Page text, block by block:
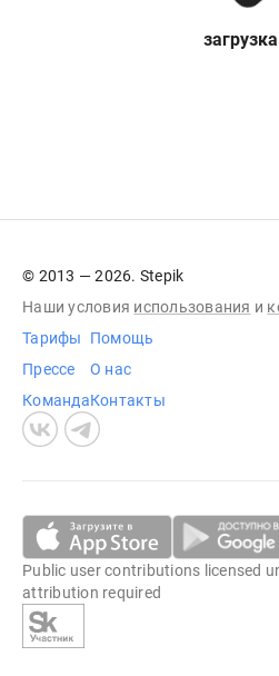
© 2013 — 2026. Stepik
Наши условия использования и
Тарифы
Прессе
Команда
Помощь
О нас
Контакты
Public user contributions licensed
attribution required